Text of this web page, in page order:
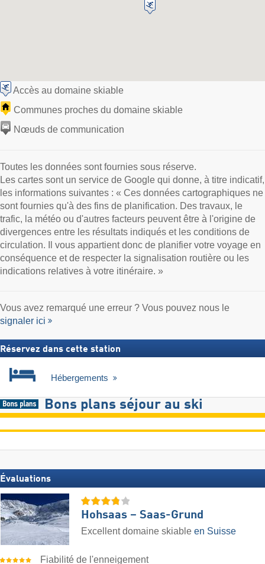
Accès au domaine skiable
Communes proches du domaine skiable
Nœuds de communication
Toutes les données sont fournies sous réserve.
Les cartes sont un service de Google qui donne, à titre indicatif,
les informations suivantes : « Ces données cartographiques ne
sont fournies qu'à des fins de planification. Des travaux, le
trafic, la météo ou d'autres facteurs peuvent être à l'origine de
divergences entre les résultats indiqués et les conditions de
circulation. Il vous appartient donc de planifier votre voyage en
conséquence et de respecter la signalisation routière ou les
indications relatives à votre itinéraire. »
Vous avez remarqué une erreur ? Vous pouvez nous le
signaler ici
Réservez dans cette station
Hébergements
Bons plans séjour au ski
Évaluations
Hohsaas – Saas-Grund
Excellent domaine skiable en Suisse
Fiabilité de l'enneigement